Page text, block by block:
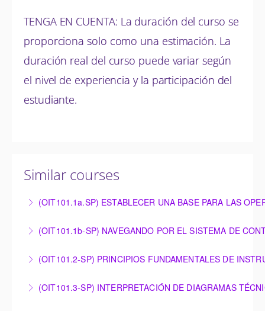
TENGA EN CUENTA: La duración del curso se
proporciona solo como una estimación. La
duración real del curso puede variar según
el nivel de experiencia y la participación del
estudiante.
Similar courses
(OIT101.1a.SP) ESTABLECER UNA BASE PARA LAS
SINOPSIS DEL HARDWARE BÁSICO OMNIVISE-T3000
More Information
(OIT101.1b-SP) NAVEGANDO POR EL SISTEMA DE
OMNIVISE-T3000
More Information
(OIT101.2-SP) PRINCIPIOS FUNDAMENTALES DE
INSTRUMENTACIÓN
(OIT101.3-SP) INTERPRETACIÓN DE DIAGRAMAS